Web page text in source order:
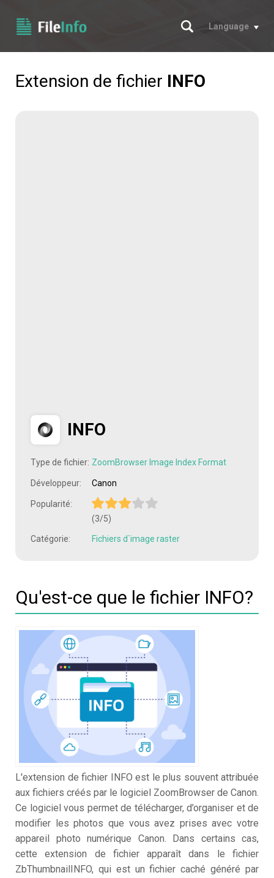
Chercher
Language
Extension de fichier INFO
INFO
Type de fichier: ZoomBrowser Image Index Format
Développeur: Canon
Popularité:
(3/5)
Catégorie: Fichiers d`image raster
Qu'est-ce que le fichier INFO?
L'extension de fichier INFO est le plus souvent attribuée
aux fichiers créés par le logiciel ZoomBrowser de Canon.
Ce logiciel vous permet de télécharger, d’organiser et de
modifier les photos que vous avez prises avec votre
appareil photo numérique Canon. Dans certains cas,
cette extension de fichier apparaît dans le fichier
ZbThumbnailINFO, qui est un fichier caché généré par